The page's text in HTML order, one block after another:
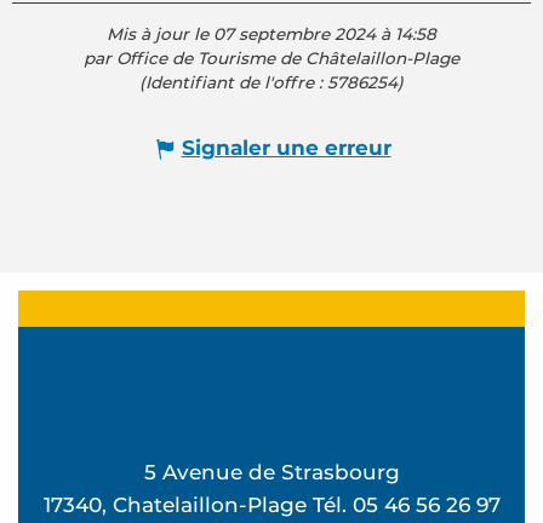
Mis à jour le 07 septembre 2024 à 14:58
par Office de Tourisme de Châtelaillon-Plage
(Identifiant de l'offre :5786254)
Signaler une erreur
5 Avenue de Strasbourg
17340, Chatelaillon-Plage Tél. 05 46 56 26 97